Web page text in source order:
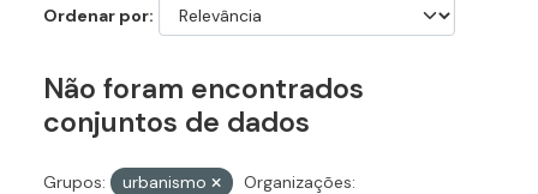
Ordenar por
Não foram encontrados
conjuntos de dados
Grupos: urbanismo
Organizações: